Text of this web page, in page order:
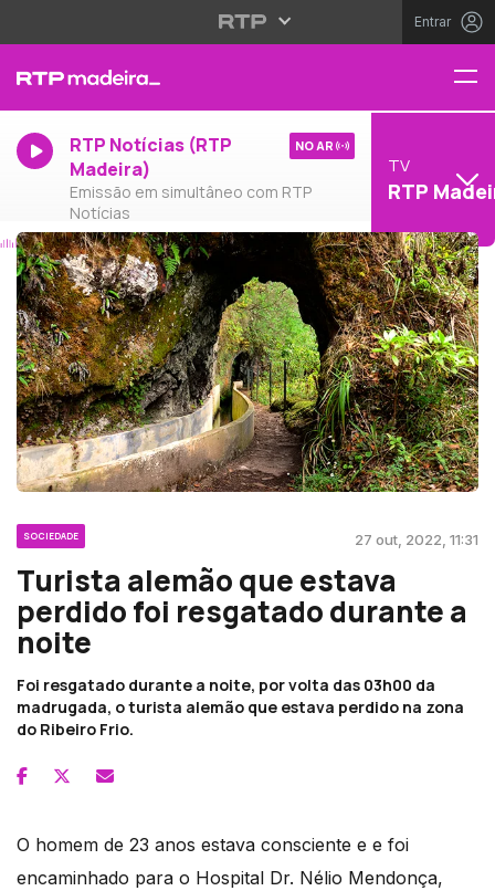
Entrar
RTP Notícias (RTP
Madeira)
Emissão em simultâneo com RTP
Notícias
NO AR
TV
RTP
SOCIEDADE 27 out, 2022, 11:31
Turista alemão que estava
perdido foi resgatado durante a
noite
Foi resgatado durante a noite, por volta das 03h00 da
madrugada, o turista alemão que estava perdido na zona
do Ribeiro Frio.
O homem de 23 anos estava consciente e e foi
encaminhado para o Hospital Dr. Nélio Mendonça,